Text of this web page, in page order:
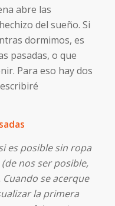
abre las
del sueño. Si
dormimos, es
pasadas, o que
Para eso hay dos
es posible sin ropa
nos ser posible,
se acerque
la primera